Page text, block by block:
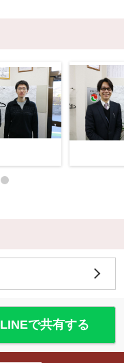
LINEで共有する